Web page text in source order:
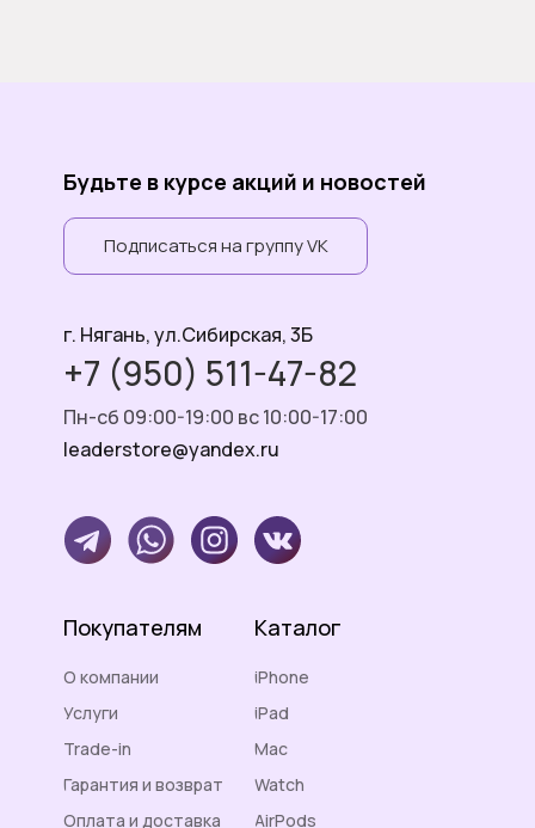
О компании
Будьте в курсе акций и новостей
Услуги
Trade-in
Гарантия и возврат
Оплата и доставка
г. Нягань, ул.Сибирская, 3Б
+7 (950) 511-47-82
Пн-сб 09:00-19:00 вс 10:00-17:00
Покупателям
leaderstore@yandex.ru
iPhone
iPad
Mac
Watch
AirPods
Каталог
Подписаться на группу VK